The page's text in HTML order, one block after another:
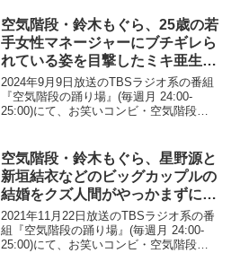
空気階段・鈴木もぐら、25歳の若
手女性マネージャーにブチギレら
れている姿を目撃したミキ亜生に
心配されたと告白「大丈夫か？お
前」
2024年9月9日放送のTBSラジオ系の番組
『空気階段の踊り場』(毎週月 24:00-
25:00)にて、お笑いコンビ・空気階段の
ミキ亜生に心配されたと告白していた。
鈴...
空気階段・鈴木もぐら、星野源と
新垣結衣などのビッグカップルの
結婚をクズ人間がやっかまずに素
直に祝福できる理由
2021年11月22日放送のTBSラジオ系の番
組『空気階段の踊り場』(毎週月 24:00-
25:00)にて、お笑いコンビ・空気階段の